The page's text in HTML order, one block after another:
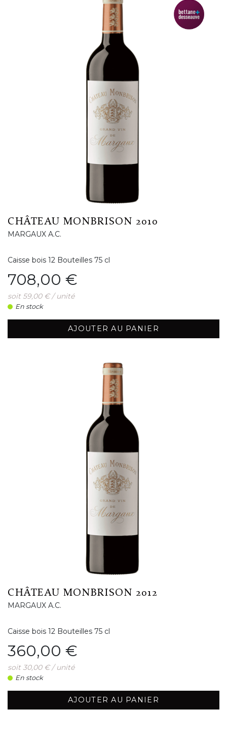
CHÂTEAU MONBRISON 2010
MARGAUX A.C.
Caisse bois 12 Bouteilles 75 cl
Prix
708,00 €
soit 59,00 € / unité
En stock
AJOUTER AU PANIER
CHÂTEAU MONBRISON 2012
MARGAUX A.C.
Caisse bois 12 Bouteilles 75 cl
Prix
360,00 €
soit 30,00 € / unité
En stock
AJOUTER AU PANIER